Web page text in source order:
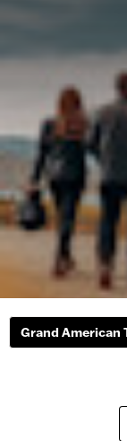
Grand American